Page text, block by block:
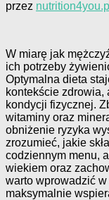
przez nutrition4you.pl
W miarę jak
ich potrzeby
Optymalna dieta
kontekście zdrowia,
kondycji fizycznej.
witaminy oraz
obniżenie ryzyka
zrozumieć, jakie
codziennym menu,
wiekiem oraz
warto wprowadzić
maksymalnie